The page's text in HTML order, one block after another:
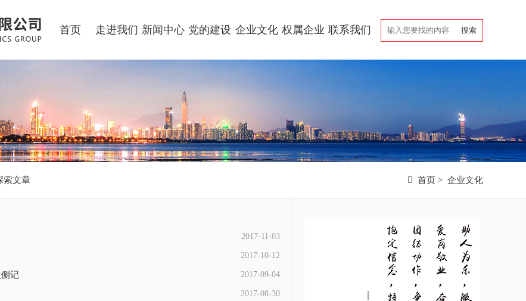
首页 走进我们 新闻中心 党的建设 企业文化 权属企业 联系我们
 首页 > 企业文化
索文章
2017-11-03
2017-10-12
2017-09-04
记
2017-08-30